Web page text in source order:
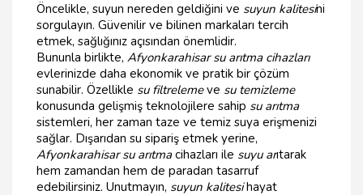
Öncelikle, suyun nereden geldiğini ve suyun kalitesini
sorgulayın. Güvenilir ve bilinen markaları tercih
etmek, sağlığınız açısından önemlidir.
Bununla birlikte, Afyonkarahisar su arıtma cihazları
evlerinizde daha ekonomik ve pratik bir çözüm
sunabilir. Özellikle su filtrelemeve su temizleme
konusunda gelişmiş teknolojilere sahip su arıtma
sistemleri, her zaman taze ve temiz suya erişmenizi
sağlar. Dışarıdan su sipariş etmek yerine,
Afyonkarahisar su arıtmacihazları ile suyu arıtarak
hem zamandan hem de paradan tasarruf
edebilirsiniz. Unutmayın, suyun kalitesihayat